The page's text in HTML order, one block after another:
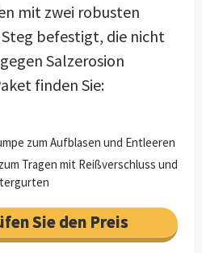
mit zwei robusten
befestigt, die nicht
Salzerosion
finden Sie:
zum Aufblasen und Entleeren
Tragen mit Reißverschluss und
Sie den Preis